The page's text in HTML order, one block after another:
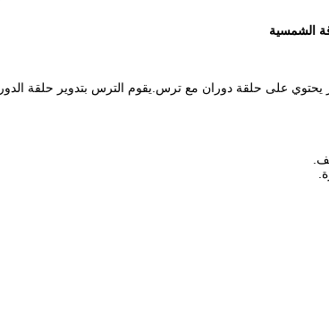
على حلقة دوران مع ترس.يقوم الترس بتدوير حلقة